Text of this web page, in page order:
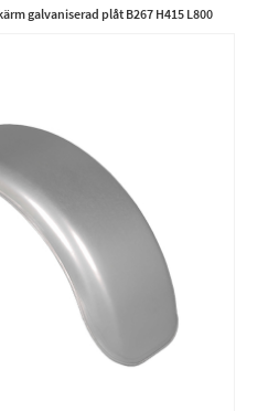
galvaniserad plåt B267 H415 L800